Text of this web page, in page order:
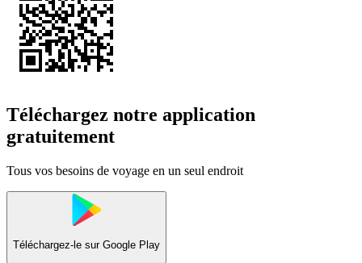
Téléchargez notre application
gratuitement
Tous vos besoins de voyage en un seul endroit
Téléchargez-le sur Google Play